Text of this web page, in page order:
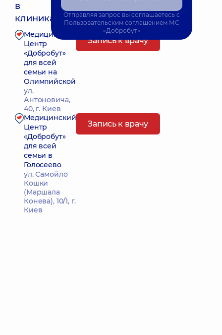
в
клиниках:
Медицинский
Центр
«Добробут»
для всей
семьи на
Олимпийской
ул.
Антоновича,
40, г. Киев
Запись к врачу
Медицинский
Центр
«Добробут»
для всей
семьи в
Голосеево
ул. Самойло
Кошки
(Маршала
Конева), 10/1, г.
Киев
Запись к врачу
Отправляя запрос вы соглашаетесь с
Пользовательским соглашением МС
«Добробут»